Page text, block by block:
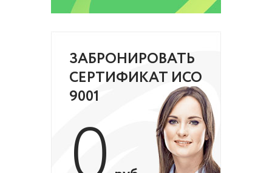
ЗАБРОНИРОВАТЬ
СЕРТИФИКАТ ИСО
9001